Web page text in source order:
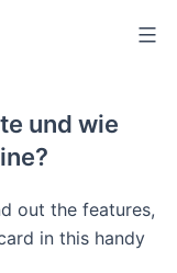
und wie
out the features,
in this handy